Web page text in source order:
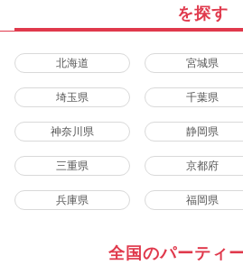
を探す
北海道 宮城県
埼玉県 千葉県
神奈川県 静岡県
三重県 京都府
兵庫県 福岡県
全国のパーティ